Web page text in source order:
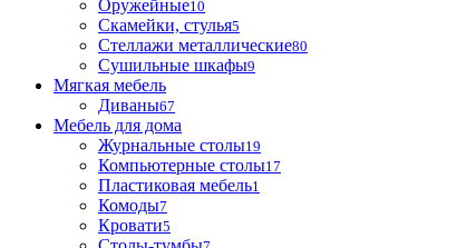
Оружейные10
Скамейки, стулья5
Стеллажи металлические80
Сушильные шкафы9
Мягкая мебель
Диваны67
Мебель для дома
Журнальные столы19
Компьютерные столы17
Пластиковая мебель1
Комоды7
Кровати5